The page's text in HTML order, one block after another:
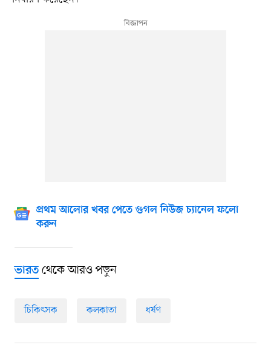
প্রথম আলোর খবর পেতে গুগল নিউজ চ্যানেল ফলো
করুন
ভারতথেকে আরও পড়ুন
চিকিৎসক কলকাতা ধর্ষণ